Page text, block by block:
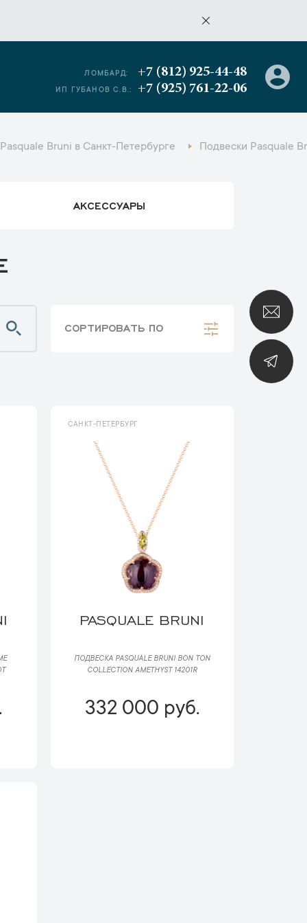
ЛОМБАРД: +7 (812) 925-44-48
ИП ГУБАНОВ С.В.: +7 (925) 761-22-06
Bruni в Санкт-Петербурге Подвески Pasquale
АКСЕССУАРЫ
СОРТИРОВАТЬ ПО
САНКТ-ПЕТЕРБУРГ
PASQUALE BRUNI
ПОДВЕСКА PASQUALE BRUNI BON TON
COLLECTION AMETHYST 14201R
332 000 руб.